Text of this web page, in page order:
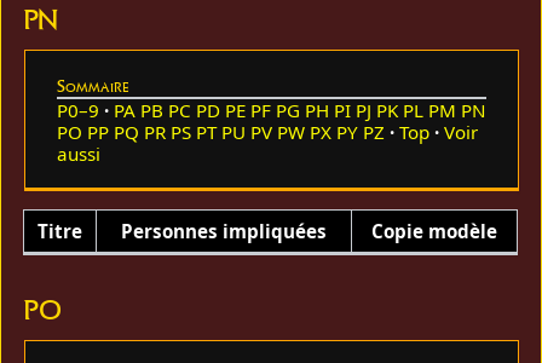
PN
Sommaire
P0–9 PA PB PC PD PE PF PG PH PI PJ PK PL PM PN
PO PP PQ PR PS PT PU PV PW PX PY PZ Top
Voir
aussi
Titre Personnes impliquées Copie modèle
PO